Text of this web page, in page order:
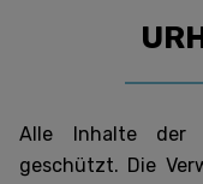
Alle Inhalte der
geschützt. Die